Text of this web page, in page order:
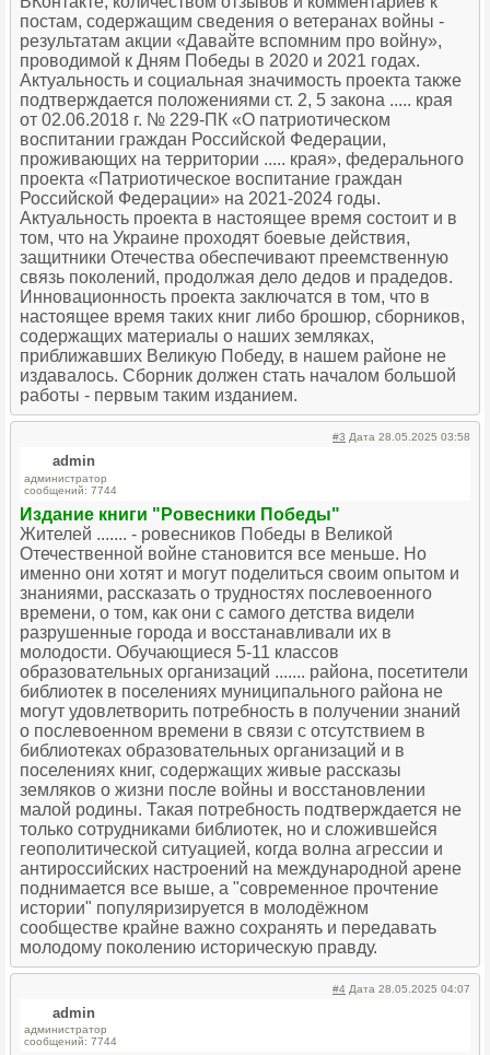
постам, содержащим сведения о ветеранах войны -
результатам акции «Давайте вспомним про войну»,
проводимой к Дням Победы в 2020 и 2021 годах.
Актуальность и социальная значимость проекта также
подтверждается положениями ст. 2, 5 закона ..... края
от 02.06.2018 г. № 229-ПК «О патриотическом
воспитании граждан Российской Федерации,
проживающих на территории ..... края», федерального
проекта «Патриотическое воспитание граждан
Российской Федерации» на 2021-2024 годы.
Актуальность проекта в настоящее время состоит и в
том, что на Украине проходят боевые действия,
защитники Отечества обеспечивают преемственную
связь поколений, продолжая дело дедов и прадедов.
Инновационность проекта заключатся в том, что в
настоящее время таких книг либо брошюр, сборников,
содержащих материалы о наших земляках,
приближавших Великую Победу, в нашем районе не
издавалось. Сборник должен стать началом большой
работы - первым таким изданием.
#3 Дата 28.05.2025 03:58
admin
администратор
сообщений: 7744
Издание книги "Ровесники Победы"
Жителей ....... - ровесников Победы в Великой
Отечественной войне становится все меньше. Но
именно они хотят и могут поделиться своим опытом и
знаниями, рассказать о трудностях послевоенного
времени, о том, как они с самого детства видели
разрушенные города и восстанавливали их в
молодости. Обучающиеся 5-11 классов
образовательных организаций ....... района, посетители
библиотек в поселениях муниципального района не
могут удовлетворить потребность в получении знаний
о послевоенном времени в связи с отсутствием в
библиотеках образовательных организаций и в
поселениях книг, содержащих живые рассказы
земляков о жизни после войны и восстановлении
малой родины. Такая потребность подтверждается не
только сотрудниками библиотек, но и сложившейся
геополитической ситуацией, когда волна агрессии и
антироссийских настроений на международной арене
поднимается все выше, а "современное прочтение
истории" популяризируется в молодёжном
сообществе крайне важно сохранять и передавать
молодому поколению историческую правду.
#4 Дата 28.05.2025 04:07
admin
администратор
сообщений: 7744